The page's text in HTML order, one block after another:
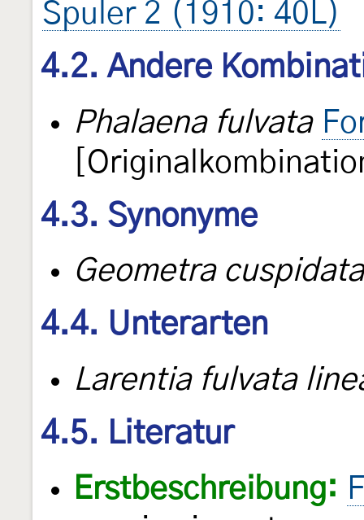
Spuler 2 (1910: 40L)
4.2. Andere
Phalaena fulvata
4.3. Synonyme
Geometra cuspidata
4.4. Unterarten
Larentia fulvata
4.5. Literatur
Erstbeschreibung: